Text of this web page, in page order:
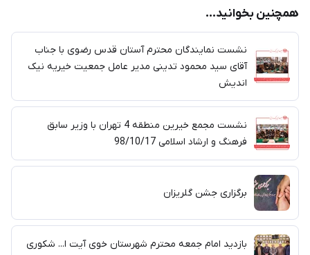
همچنین بخوانید...
نشست نمایندگان محترم آستان قدس رضوی با جناب
آقای سید محمود تدینی مدیر عامل جمعیت خیریه نیک
اندیش
نشست مجمع خیرین منطقه 4 تهران با وزیر سابق
فرهنگ و ارشاد اسلامی 98/10/17
برگزاری جشن گلریزان
بازدید امام جمعه محترم شهرستان خوی آیت ا... شکوری